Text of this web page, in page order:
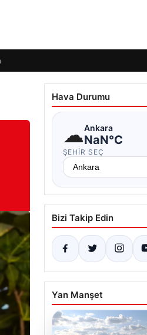
Hava Durumu
☁Ankara
NaN°C
ŞEHIR SEÇ
Bizi Takip Edin
Yan Manşet